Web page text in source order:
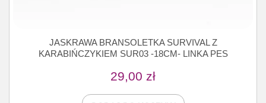
JASKRAWA BRANSOLETKA SURVIVAL Z
KARABIŃCZYKIEM SUR03 -18CM- LINKA PES
29,00 zł